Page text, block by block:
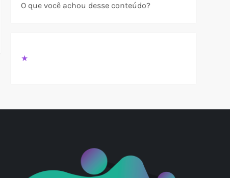
O que você achou desse conteúdo?
★